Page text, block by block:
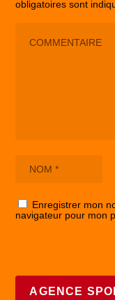
obligatoires sont
Enregistrer mon
navigateur pour mon
AGENCE